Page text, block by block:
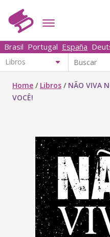
Brasil Portugal España
Home / Libros / NÃO VIVA
VOCÊ!